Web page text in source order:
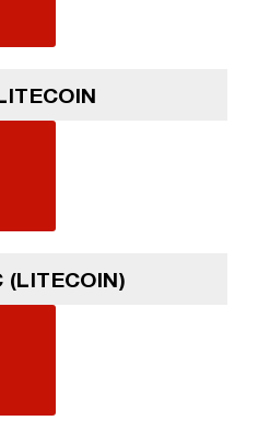
(LITECOIN)